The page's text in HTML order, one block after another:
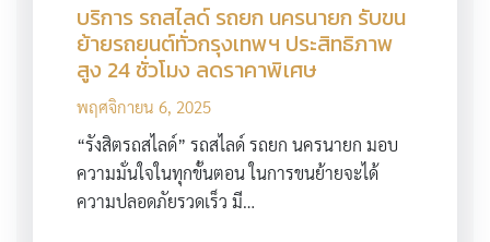
บริการ รถสไลด์ รถยก นครนายก รับขน
ย้ายรถยนต์ทั่วกรุงเทพฯ ประสิทธิภาพ
สูง 24 ชั่วโมง ลดราคาพิเศษ
พฤศจิกายน 6, 2025
“รังสิตรถสไลด์” รถสไลด์ รถยก นครนายก มอบ
ความมั่นใจในทุกขั้นตอน ในการขนย้ายจะได้
ความปลอดภัยรวดเร็ว มี…